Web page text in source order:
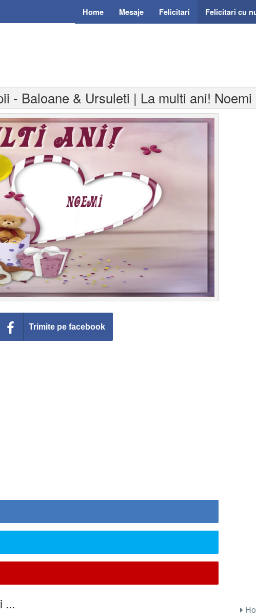
Home Mesaje Felicitari Felicitari cu
- Baloane & Ursuleti | La multi ani! Noemi
Trimite pe facebook
...